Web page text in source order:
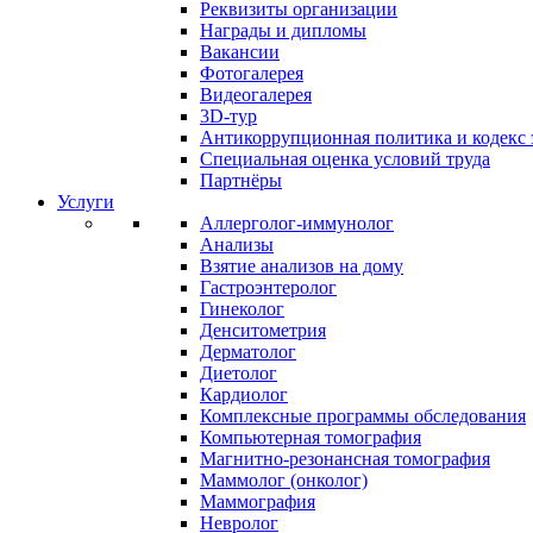
Реквизиты организации
Награды и дипломы
Вакансии
Фотогалерея
Видеогалерея
3D-тур
Антикоррупционная политика и кодекс
Специальная оценка условий труда
Партнёры
Услуги
Аллерголог-иммунолог
Анализы
Взятие анализов на дому
Гастроэнтеролог
Гинеколог
Денситометрия
Дерматолог
Диетолог
Кардиолог
Комплексные программы обследования
Компьютерная томография
Магнитно-резонансная томография
Маммолог (онколог)
Маммография
Невролог